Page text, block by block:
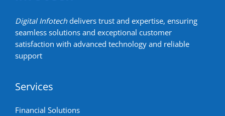
Digital Infotechdelivers trust and expertise, ensuring
seamless solutions and exceptional customer
satisfaction with advanced technology and reliable
support
Services
Financial Solutions